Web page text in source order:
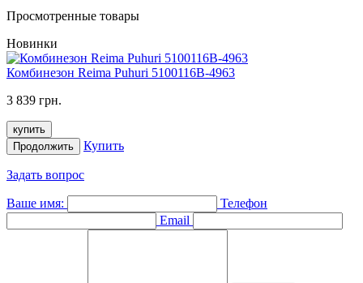
Просмотренные товары
Новинки
Комбинезон Reima Puhuri 5100116B-4963
3 839 грн.
купить
Продолжить
Купить
Задать вопрос
Ваше имя:
Телефон
Email